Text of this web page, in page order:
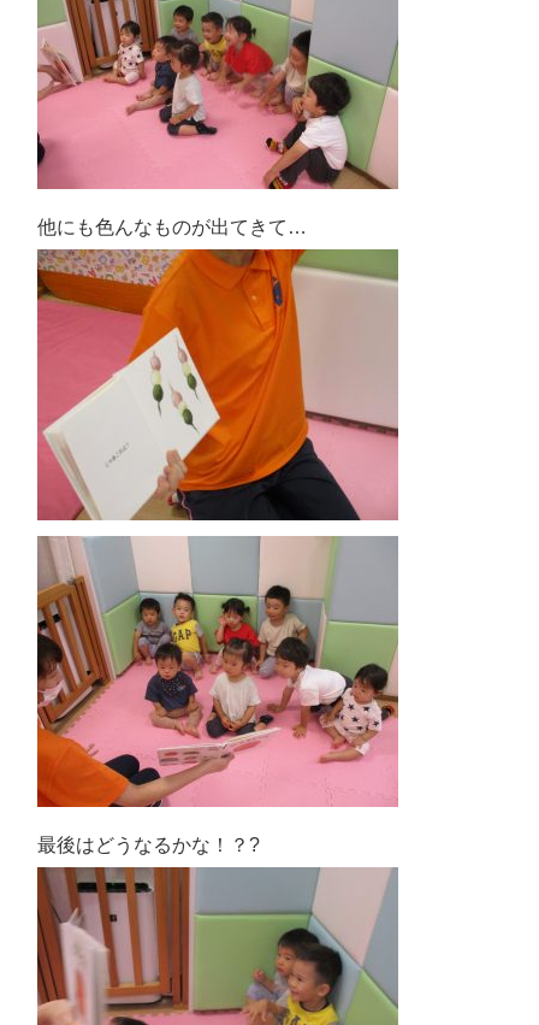
他にも色んなものが出てきて…
最後はどうなるかな！？?